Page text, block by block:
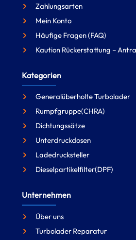
Zahlungsarten
Mein Konto
Häufige Fragen (FAQ)
Kaution Rückerstattung –
Kategorien
Generalüberholte Turbolader
Rumpfgruppe(CHRA)
Dichtungssätze
Unterdruckdosen
Ladedrucksteller
Dieselpartikelfilter(DPF)
Unternehmen
Über uns
Turbolader Reparatur